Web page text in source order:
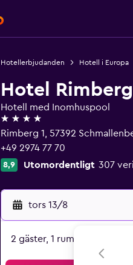
Hotellerbjudanden Hotell i Europa
Hotel Rimberg
Hotell med Inomhuspool
4 stjärnor
Rimberg 1, 57392
+49 2974 77 70
8,9 Utomordentligt 307
tors 13/8
2 gäster, 1 rum